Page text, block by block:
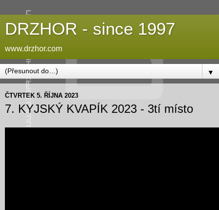
DRZHOR - since 1997
www.drzhor.com
▼
ČTVRTEK 5. ŘÍJNA 2023
7. KYJSKÝ KVAPÍK 2023 - 3tí místo